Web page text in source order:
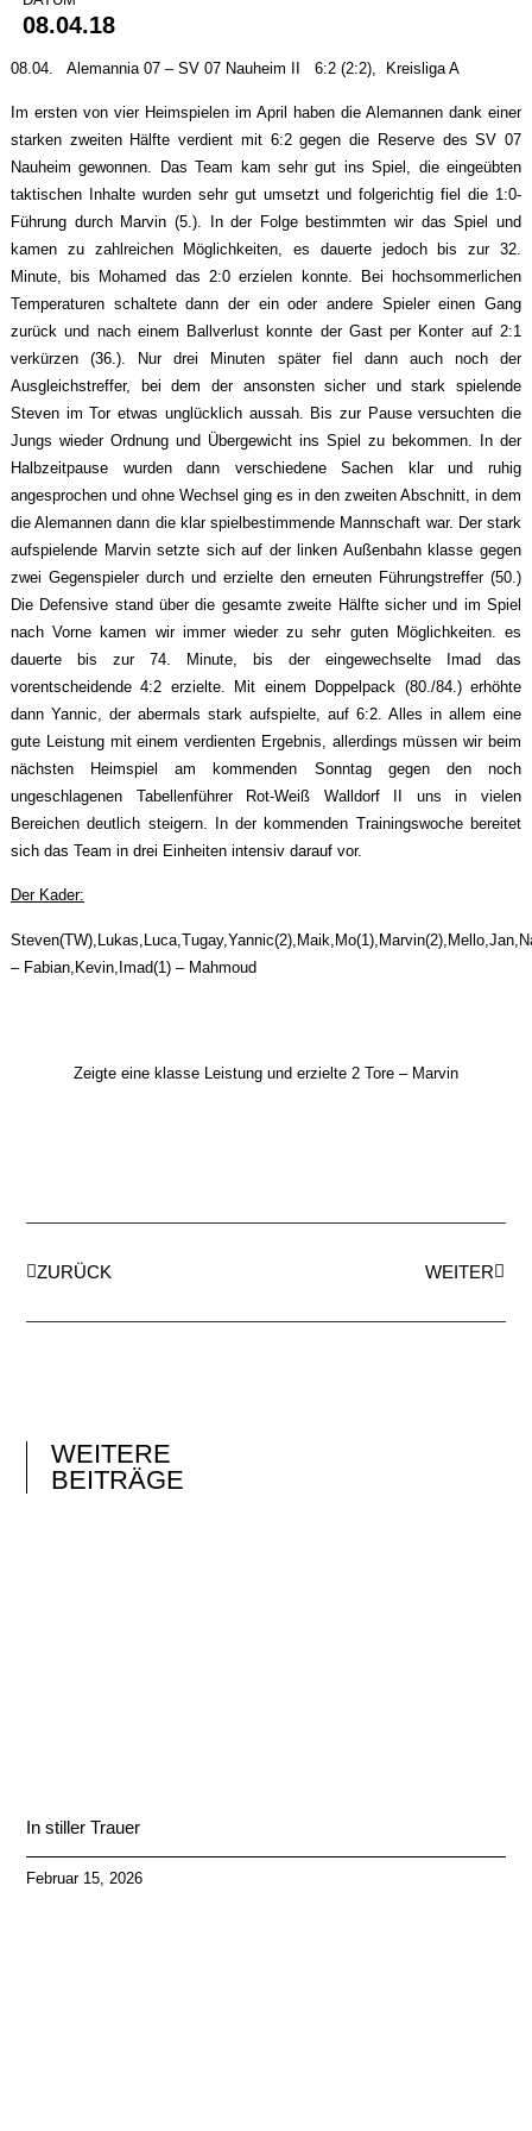
08.04.18
08.04. Alemannia 07 – SV 07 Nauheim II 6:2 (2:2), Kreisliga A
Im ersten von vier Heimspielen im April haben die Alemannen dank einer
starken zweiten Hälfte verdient mit 6:2 gegen die Reserve des SV 07
Nauheim gewonnen. Das Team kam sehr gut ins Spiel, die eingeübten
taktischen Inhalte wurden sehr gut umsetzt und folgerichtig fiel die 1:0-
Führung durch Marvin (5.). In der Folge bestimmten wir das Spiel und
kamen zu zahlreichen Möglichkeiten, es dauerte jedoch bis zur 32.
Minute, bis Mohamed das 2:0 erzielen konnte. Bei hochsommerlichen
Temperaturen schaltete dann der ein oder andere Spieler einen Gang
zurück und nach einem Ballverlust konnte der Gast per Konter auf 2:1
verkürzen (36.). Nur drei Minuten später fiel dann auch noch der
Ausgleichstreffer, bei dem der ansonsten sicher und stark spielende
Steven im Tor etwas unglücklich aussah. Bis zur Pause versuchten die
Jungs wieder Ordnung und Übergewicht ins Spiel zu bekommen. In der
Halbzeitpause wurden dann verschiedene Sachen klar und ruhig
angesprochen und ohne Wechsel ging es in den zweiten Abschnitt, in dem
die Alemannen dann die klar spielbestimmende Mannschaft war. Der stark
aufspielende Marvin setzte sich auf der linken Außenbahn klasse gegen
zwei Gegenspieler durch und erzielte den erneuten Führungstreffer (50.)
Die Defensive stand über die gesamte zweite Hälfte sicher und im Spiel
nach Vorne kamen wir immer wieder zu sehr guten Möglichkeiten. es
dauerte bis zur 74. Minute, bis der eingewechselte Imad das
vorentscheidende 4:2 erzielte. Mit einem Doppelpack (80./84.) erhöhte
dann Yannic, der abermals stark aufspielte, auf 6:2. Alles in allem eine
gute Leistung mit einem verdienten Ergebnis, allerdings müssen wir beim
nächsten Heimspiel am kommenden Sonntag gegen den noch
ungeschlagenen Tabellenführer Rot-Weiß Walldorf II uns in vielen
Bereichen deutlich steigern. In der kommenden Trainingswoche bereitet
sich das Team in drei Einheiten intensiv darauf vor.
Der Kader:
– Fabian,Kevin,Imad(1) – Mahmoud
Zeigte eine klasse Leistung und erzielte 2 Tore – Marvin
ZURÜCK WEITER
WEITERE
BEITRÄGE
In stiller Trauer
Februar 15, 2026